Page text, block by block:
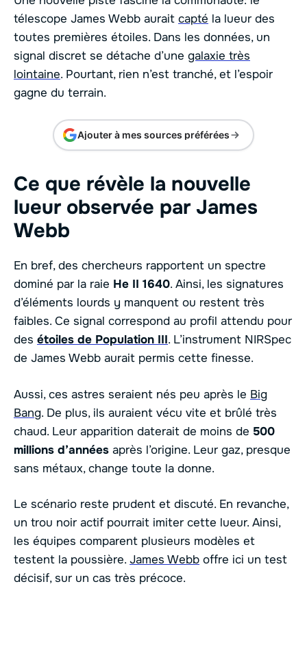
télescope James Webb aurait capté la lueur des
toutes premières étoiles. Dans les données, un
signal discret se détache d’une galaxie très
lointaine. Pourtant, rien n’est tranché, et l’espoir
gagne du terrain.
Ajouter à mes sources préférées
Ce que révèle la nouvelle
lueur observée par James
Webb
En bref, des chercheurs rapportent un spectre
dominé par la raie He II 1640. Ainsi, les signatures
d’éléments lourds y manquent ou restent très
faibles. Ce signal correspond au profil attendu pour
des étoiles de Population III. L’instrument NIRSpec
de James Webb aurait permis cette finesse.
Aussi, ces astres seraient nés peu après le Big
Bang. De plus, ils auraient vécu vite et brûlé très
chaud. Leur apparition daterait de moins de 500
millions d’années après l’origine. Leur gaz, presque
sans métaux, change toute la donne.
Le scénario reste prudent et discuté. En revanche,
un trou noir actif pourrait imiter cette lueur. Ainsi,
les équipes comparent plusieurs modèles et
testent la poussière. James Webb offre ici un test
décisif, sur un cas très précoce.